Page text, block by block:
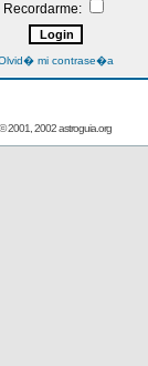
Recordarme:
mi contrase�a
© 2001, 2002 astroguia.org